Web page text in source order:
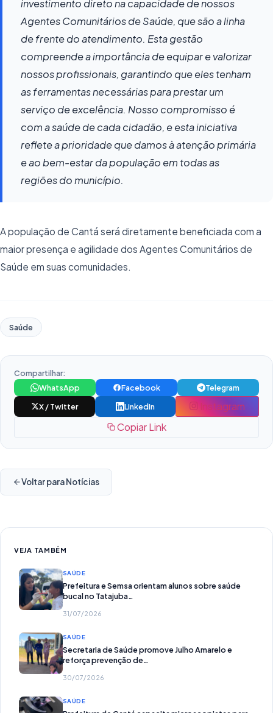
investimento direto na capacidade de nossos
Agentes Comunitários de Saúde, que são a linha
de frente do atendimento. Esta gestão
compreende a importância de equipar e valorizar
nossos profissionais, garantindo que eles tenham
as ferramentas necessárias para prestar um
serviço de excelência. Nosso compromisso é
com a saúde de cada cidadão, e esta iniciativa
reflete a prioridade que damos à atenção primária
e ao bem-estar da população em todas as
regiões do município.
A população de Cantá será diretamente beneficiada com a
maior presença e agilidade dos Agentes Comunitários de
Saúde em suas comunidades.
Saúde
Compartilhar:
WhatsApp
Facebook
Telegram
X / Twitter
LinkedIn
Instagram
Copiar Link
Voltar para Notícias
VEJA TAMBÉM
SAÚDE
Prefeitura e Semsa orientam alunos sobre saúde
bucal no Tatajuba…
31/07/2026
SAÚDE
Secretaria de Saúde promove Julho Amarelo e
reforça prevenção de…
30/07/2026
SAÚDE